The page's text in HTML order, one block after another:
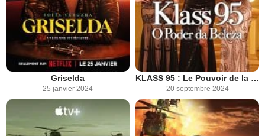
Griselda
25 janvier 2024
KLASS 95 : Le Pouvoir de la Beauté
20 septembre 2024